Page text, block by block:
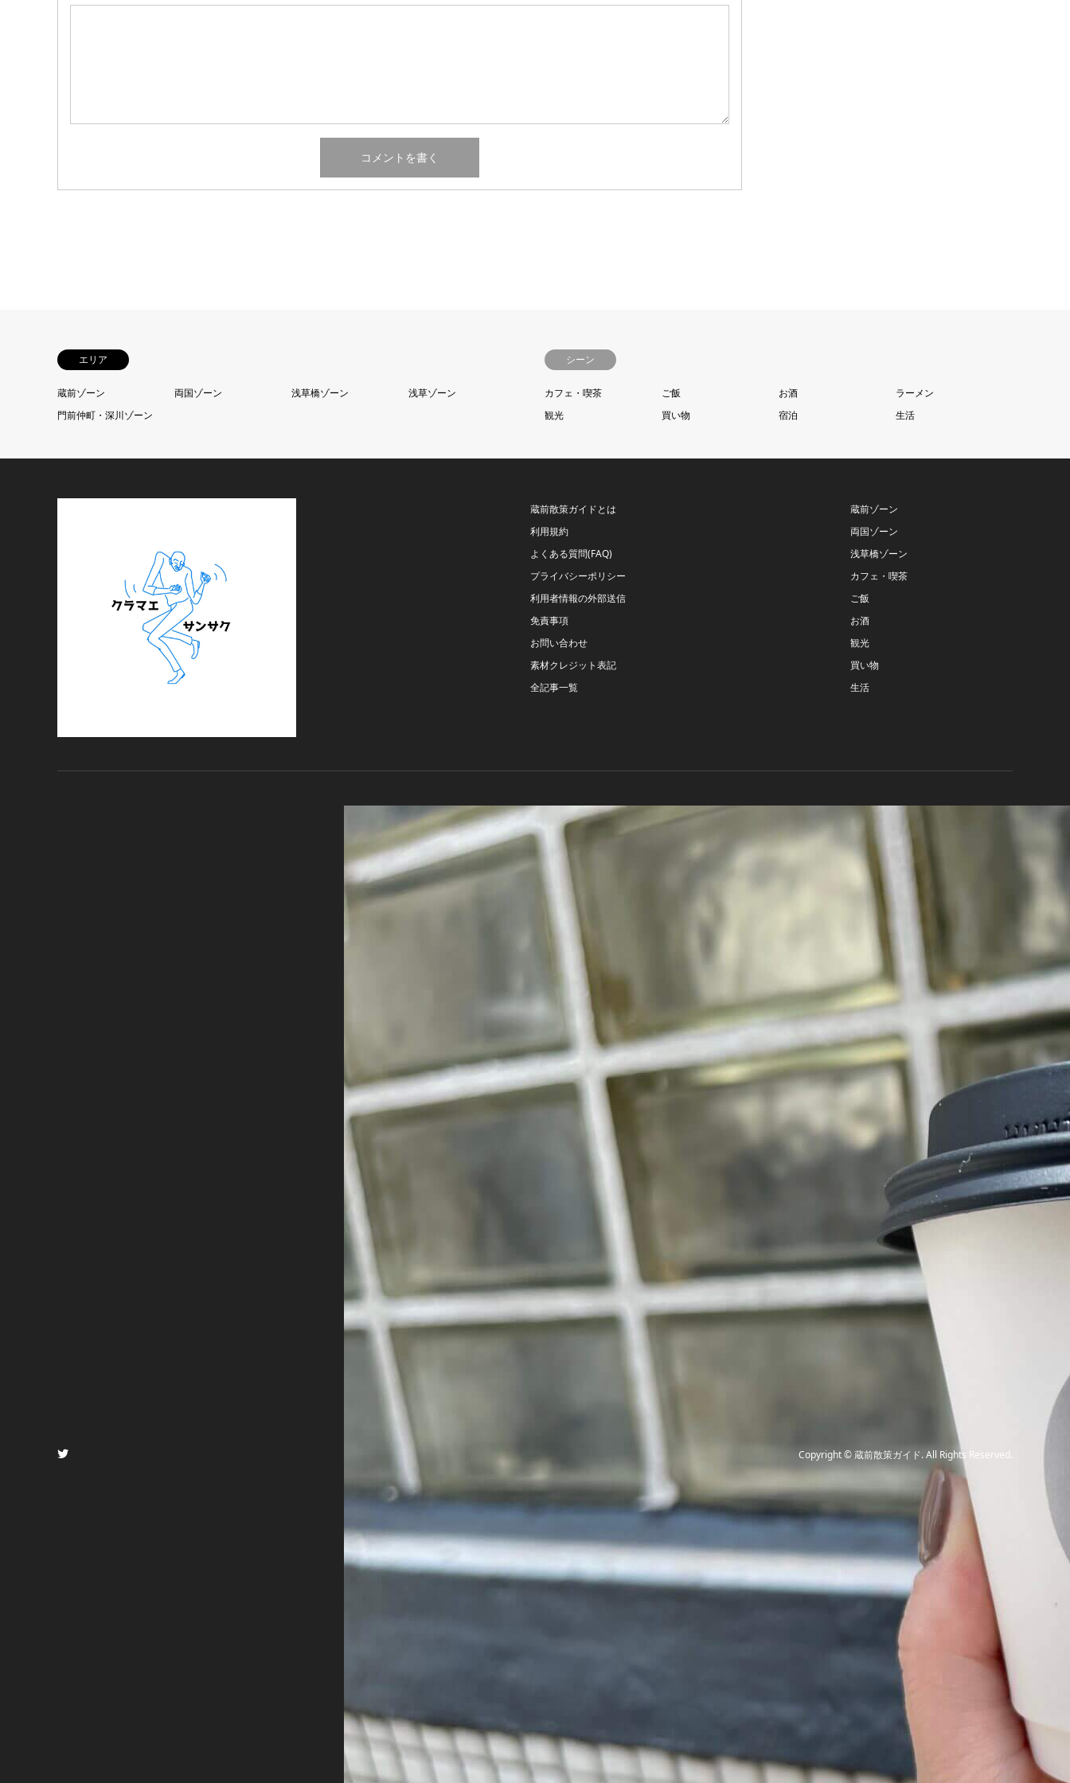
エリア
蔵前ゾーン 両国ゾーン 浅草橋ゾーン
浅草ゾーン
門前仲町・深川ゾーン
シーン
カフェ・喫茶 ご飯 お酒
ラーメン
観光
買い物 宿泊 生活
蔵前散策ガイドとは
利用規約
よくある質問(FAQ)
プライバシーポリシー
利用者情報の外部送信
免責事項
お問い合わせ
素材クレジット表記
全記事一覧
蔵前ゾーン
両国ゾーン
浅草橋ゾーン
カフェ・喫茶
ご飯
お酒
観光
買い物
生活
Copyright©蔵前散策ガイド. All Rights Reserved.